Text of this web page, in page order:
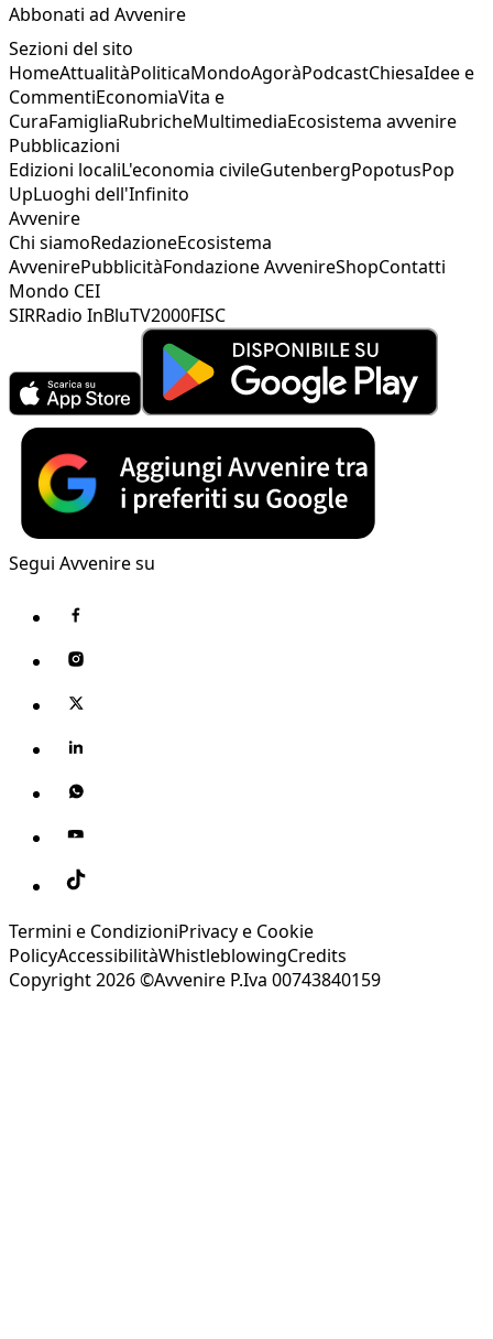
Abbonati ad Avvenire
Sezioni del sito
HomeAttualitàPoliticaMondoAgoràPodcastChiesaIdee e
CommentiEconomiaVita e
CuraFamigliaRubricheMultimediaEcosistema avvenire
Pubblicazioni
Edizioni localiL'economia civileGutenbergPopotusPop
UpLuoghi dell'Infinito
Avvenire
Chi siamoRedazioneEcosistema
AvvenirePubblicitàFondazione AvvenireShopContatti
Mondo CEI
SIRRadio InBluTV2000FISC
Segui Avvenire su
Termini e CondizioniPrivacy e Cookie
PolicyAccessibilitàWhistleblowingCredits
Copyright 2026 ©Avvenire P.Iva 00743840159